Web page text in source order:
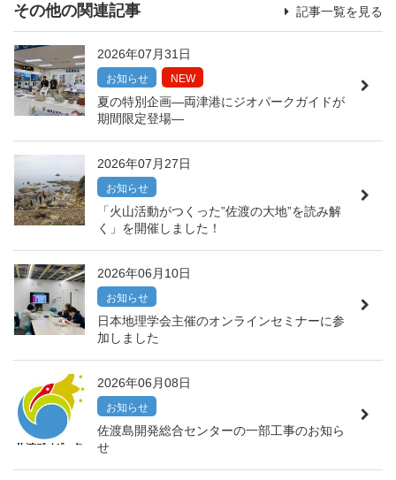
その他の関連記事 記事一覧を見る
2026年07月31日
お知らせ NEW
夏の特別企画―両津港にジオパークガイドが
期間限定登場―
2026年07月27日
お知らせ
「火山活動がつくった”佐渡の大地”を読み解
く」を開催しました！
2026年06月10日
お知らせ
日本地理学会主催のオンラインセミナーに参
加しました
2026年06月08日
お知らせ
佐渡島開発総合センターの一部工事のお知ら
せ